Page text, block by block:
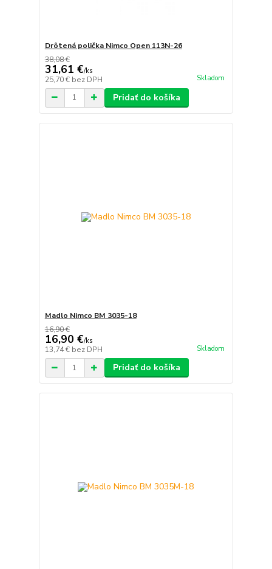
Drôtená polička Nimco Open 113N-26
38,08 €
31,61 €/ks
25,70 € bez DPH Skladom
Pridať do košíka
Madlo Nimco BM 3035-18
16,90 €
16,90 €/ks
13,74 € bez DPH Skladom
Pridať do košíka